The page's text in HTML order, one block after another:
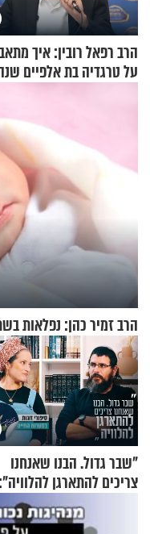
הרב רפאל רובין: איך
על טרגדיה בת אלפיים
הרב זמיר כהן: נפלאות
"שבר גדול. הבנו שאנחנו
צריכים להתארגן להלוויה":
זוגיות במבחן, הפעם עם
וגד דנינו